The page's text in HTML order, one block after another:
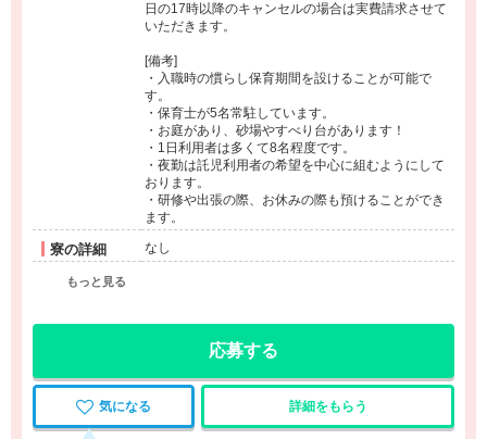
日の17時以降のキャンセルの場合は実費請求させて
いただきます。
[備考]
・入職時の慣らし保育期間を設けることが可能で
す。
・保育士が5名常駐しています。
・お庭があり、砂場やすべり台があります！
・1日利用者は多くて8名程度です。
・夜勤は託児利用者の希望を中心に組むようにして
おります。
・研修や出張の際、お休みの際も預けることができ
ます。
寮の詳細 なし
もっと見る
応募する
気になる 詳細をもらう